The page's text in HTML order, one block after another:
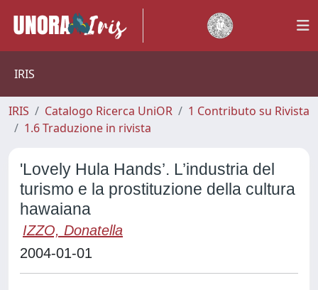
IRIS
IRIS Catalogo Ricerca UniOR
1 Contributo su Rivista
1.6 Traduzione in rivista
'Lovely Hula Hands’. L’industria del
turismo e la prostituzione della cultura
hawaiana
IZZO, Donatella
2004-01-01